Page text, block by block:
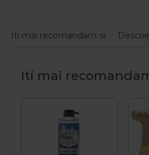
Iti mai recomandam si:
Iti mai